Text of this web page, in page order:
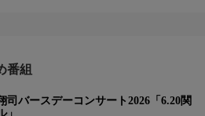
番組
バースデーコンサート2026「6.20関
」